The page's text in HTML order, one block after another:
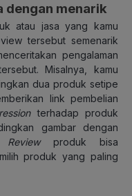
dengan menarik
atau jasa yang kamu
tersebut semenarik
pengalaman
Misalnya, kamu
dua produk setipe
link pembelian
terhadap produk
gambar dengan
Reviewproduk bisa
produk yang paling